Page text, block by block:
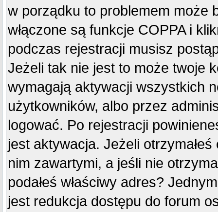
w porządku to problemem może
włączone są funkcje COPPA i
podczas rejestracji musisz
Jeżeli tak nie jest to może twoje
wymagają aktywacji wszystkich
użytkowników, albo przez
logować. Po rejestracji
jest aktywacja. Jeżeli
nim zawartymi, a jeśli nie
podałeś właściwy adres?
jest redukcja dostępu do forum